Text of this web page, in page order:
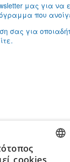
μας για να
που
σας για
σας
cookies